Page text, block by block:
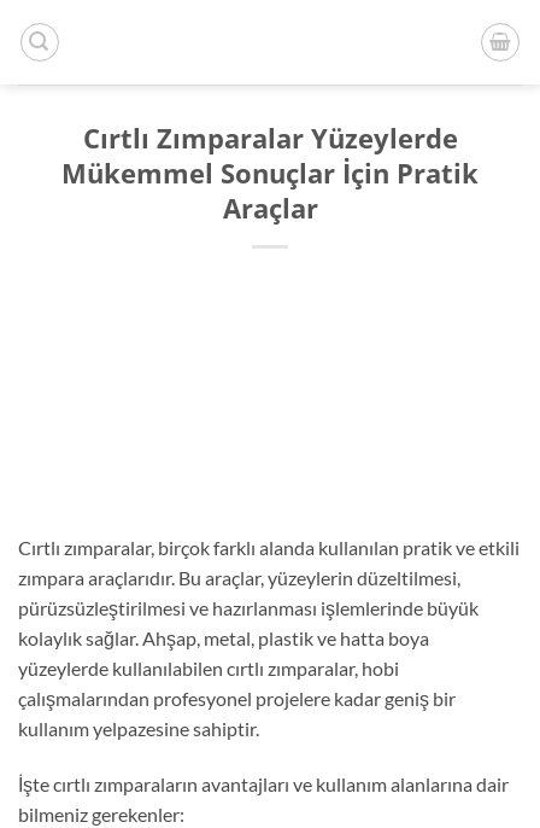
atla
Cırtlı Zımparalar Yüzeylerde
Mükemmel Sonuçlar İçin Pratik
Araçlar
Cırtlı zımparalar, birçok farklı alanda kullanılan pratik ve etkili
zımpara araçlarıdır. Bu araçlar, yüzeylerin düzeltilmesi,
pürüzsüzleştirilmesi ve hazırlanması işlemlerinde büyük
kolaylık sağlar. Ahşap, metal, plastik ve hatta boya
yüzeylerde kullanılabilen cırtlı zımparalar, hobi
çalışmalarından profesyonel projelere kadar geniş bir
kullanım yelpazesine sahiptir.
İşte cırtlı zımparaların avantajları ve kullanım alanlarına dair
bilmeniz gerekenler: